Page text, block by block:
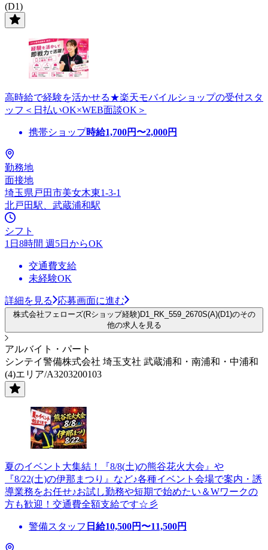
(D1)
高時給で経験を活かせる★楽天モバイルショップの受付スタ
ッフ＜日払いOK×WEB面談OK＞
携帯ショップ時給1,700円〜2,000円
勤務地
面接地
埼玉県戸田市美女木東1-3-1
北戸田駅、武蔵浦和駅
シフト
1日8時間 週5日からOK
交通費支給
未経験OK
詳細を見る 応募画面に進む
株式会社フェローズ(Rショップ経験)D1_RK_559_2670S(A)(D1)のその
他の求人を見る
アルバイト・パート
シンテイ警備株式会社 埼玉支社 武蔵浦和・南浦和・中浦和
(4)エリア/A3203200103
夏のイベント大集結！『8/8(土)の熊谷花火大会』や
『8/22(土)の伊那まつり』など♪各種イベント会場で案内・誘
導業務をお任せ♪お試し勤務や短期で始めたい＆Wワークの
方も歓迎！交通費全額支給です☆彡
警備スタッフ 日給10,500円〜11,500円